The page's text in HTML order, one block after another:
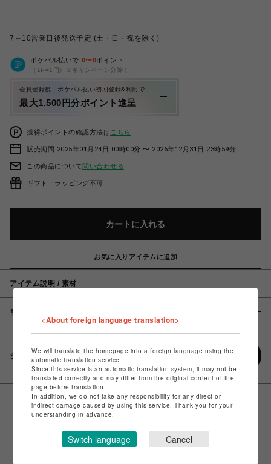
7～10営業日後発送予定 (土・日・祝を除く)
ポケパル払いで 0〜0ポイント
（1P=1円）※キャンペーン分除く
会員登録後、ポケパル払い初回登録&利用で
最大1,500円分ポイント進呈
獲得ポイントの確認方法は こちら
販売期間 2025年01月24日 00時00分 〜 2026年12月31日 23時59分
この商品について問い合わせる
ギフト：ラッピング不可
カートに入れる
お気に入りアイテムに追加
アイテム説明 / 素材
サイズ
シェアする
<About foreign language translation>
We will translate the homepage into a foreign language using the
automatic translation service.
Since this service is an automatic translation system, it may not be
translated correctly and may differ from the original content of the
page before translation.
In addition, we do not take any responsibility for any direct or
indirect damage caused by using this service. Thank you for your
understanding in advance.
Switch language Cancel